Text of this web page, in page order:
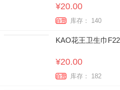
¥20.00
自营 库存： 140
KAO花王卫生巾
¥20.00
自营 库存： 182